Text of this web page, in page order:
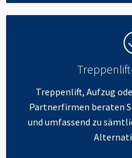
Treppenlift, Aufzug
Partnerfirmen beraten
und umfassend zu